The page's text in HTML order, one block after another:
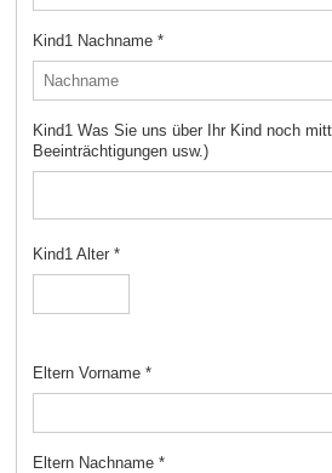
Kind1 Nachname *
Kind1 Was Sie uns über Ihr Kind noch
Beeinträchtigungen usw.)
Kind1 Alter *
Eltern Vorname *
Eltern Nachname *